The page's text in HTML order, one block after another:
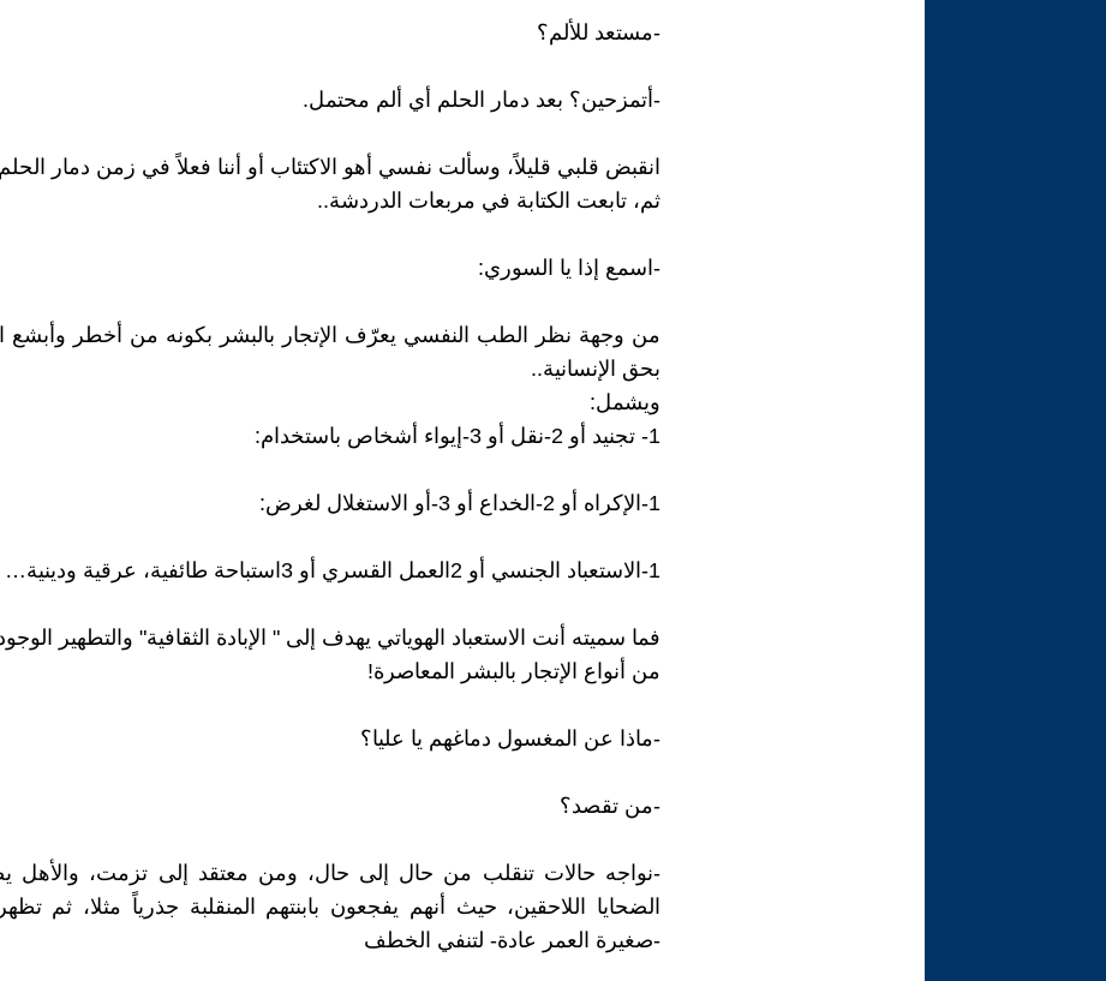
-مستعد للألم؟
-أتمزحين؟ بعد دمار الحلم أي ألم محتمل.
انقبض قلبي قليلاً، وسألت نفسي أهو الاكتئاب أو أننا فعلاً في زمن دمار
ثم، تابعت الكتابة في مربعات الدردشة..
-اسمع إذا يا السوري:
من وجهة نظر الطب النفسي يعرّف الإتجار بالبشر بكونه من أخطر وأبشع
بحق الإنسانية..
ويشمل:
1- تجنيد أو 2-نقل أو 3-إيواء أشخاص باستخدام:
1-الإكراه أو 2-الخداع أو 3-أو الاستغلال لغرض:
1-الاستعباد الجنسي أو 2العمل القسري أو 3استباحة طائفية، عرقية ودينية…
فما سميته أنت الاستعباد الهوياتي يهدف إلى " الإبادة الثقافية" والتطهير
من أنواع الإتجار بالبشر المعاصرة!
-ماذا عن المغسول دماغهم يا عليا؟
-من تقصد؟
-نواجه حالات تنقلب من حال إلى حال، ومن معتقد إلى تزمت، والأهل
الضحايا اللاحقين، حيث أنهم يفجعون بابنتهم المنقلبة جذرياً مثلا، ثم تظهر
-صغيرة العمر عادة- لتنفي الخطف